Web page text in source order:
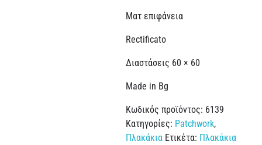
Ματ επιφάνεια
Rectificato
Διαστάσεις 60 × 60
Made in Bg
Κωδικός προϊόντος: 6139
Κατηγορίες: Patchwork,
Πλακάκια Ετικέτα: Πλακάκια